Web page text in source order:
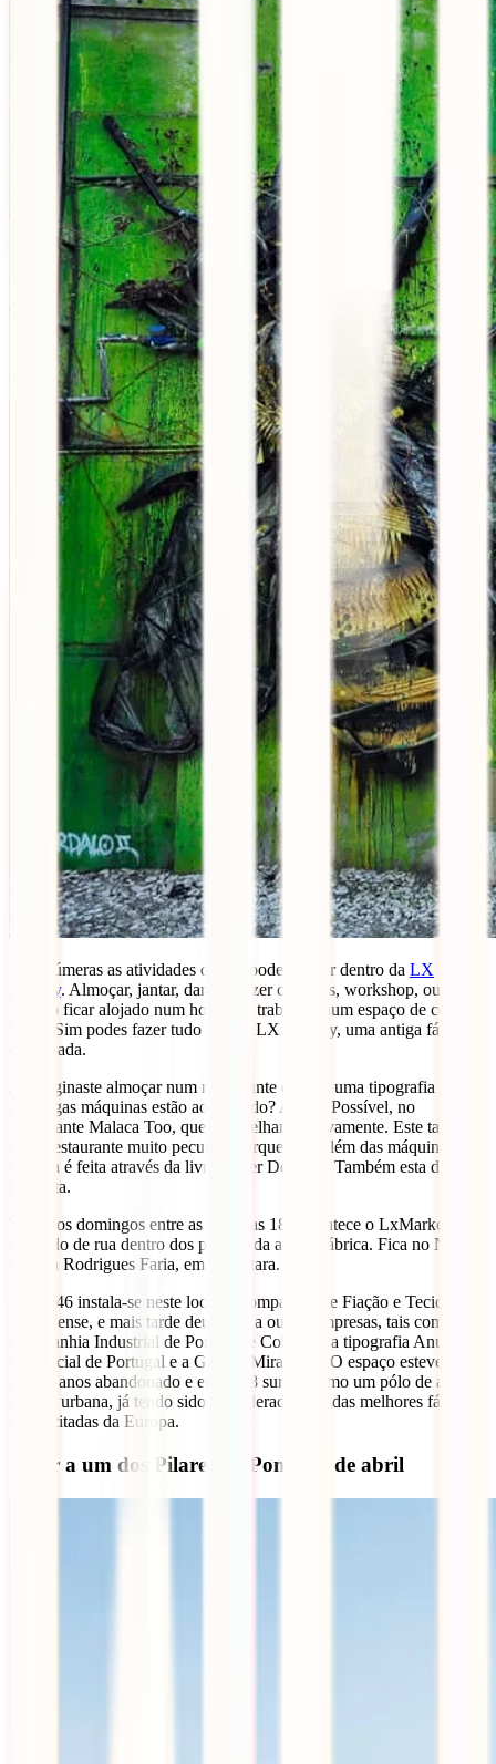
São inúmeras as atividades que se podem fazer dentro da LX
Factory. Almoçar, jantar, dançar, fazer compras, workshop, ou até
mesmo ficar alojado num hostel ou trabalhar num espaço de co-
work. Sim podes fazer tudo isto na LX Factory, uma antiga fábrica
desativada.
Já imaginaste almoçar num restaurante que foi uma tipografia e onde
as antigas máquinas estão ao teu lado? Aqui é Possível, no
restaurante Malaca Too, que aconselhamos vivamente. Este também
é um restaurante muito peculiar, porque para além das máquinas, a
entrada é feita através da livraria Ler Devagar. Também esta digna
de visita.
Todos os domingos entre as 10h e as 18h acontece o LxMarket, um
mercado de rua dentro dos portões da antiga fábrica. Fica no Nº103
da Rua Rodrigues Faria, em Alcântara.
Em 1846 instala-se neste local a Companhia de Fiação e Tecidos
Lisbonense, e mais tarde deu lugar a outras empresas, tais como a
Companhia Industrial de Portugal e Colónias, a tipografia Anuário
Comercial de Portugal e a Gráfica Mirandela. O espaço esteve
alguns anos abandonado e em 2008 surgiu como um pólo de arte e
cultura urbana, já tendo sido considerada uma das melhores fábricas
ressuscitadas da Europa.
Subir a um dos Pilares da Ponte 25 de abril